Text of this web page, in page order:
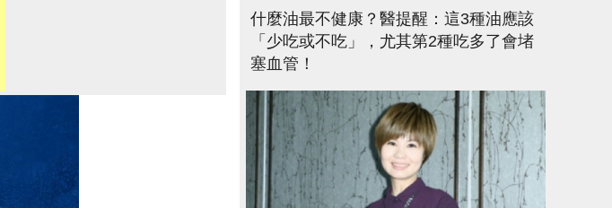
什麼油最不健康？醫提醒：這3種油應該
「少吃或不吃」，尤其第2種吃多了會堵
塞血管！